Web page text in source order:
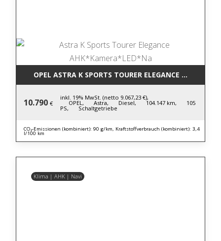
OPEL ASTRA K SPORTS TOURER ELEGANCE
10.790 €
inkl. 19% MwSt. (netto 9.067,23 €),
OPEL, Astra, Diesel, 104.147 km, 105
PS, Schaltgetriebe
CO₂-Emissionen (kombiniert): 90 g/km, Kraftstoffverbrauch (kombiniert): 3,4
l/100 km
Klima | AHK | Navi